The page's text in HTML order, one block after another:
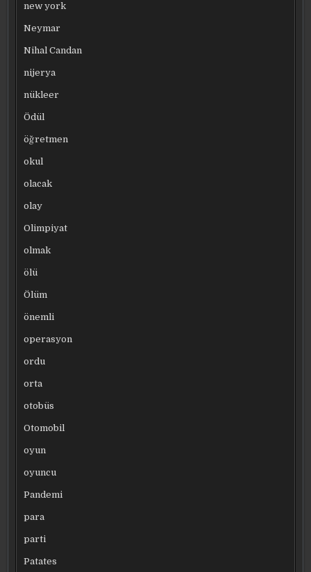
new york
Neymar
Nihal Candan
nijerya
nükleer
Ödül
öğretmen
okul
olacak
olay
Olimpiyat
olmak
ölü
Ölüm
önemli
operasyon
ordu
orta
otobüs
Otomobil
oyun
oyuncu
Pandemi
para
parti
Patates